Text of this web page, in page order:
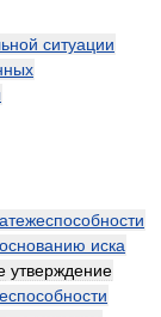
ситуации
основанию иска
утверждение